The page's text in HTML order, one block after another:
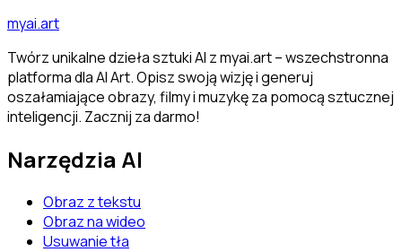
myai.art
Twórz unikalne dzieła sztuki AI z myai.art – wszechstronna
platforma dla AI Art. Opisz swoją wizję i generuj
oszałamiające obrazy, filmy i muzykę za pomocą sztucznej
inteligencji. Zacznij za darmo!
Narzędzia AI
Obraz z tekstu
Obraz na wideo
Usuwanie tła